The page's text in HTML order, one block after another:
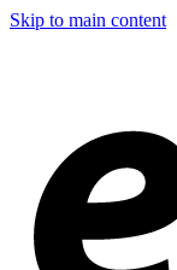
Skip to main content